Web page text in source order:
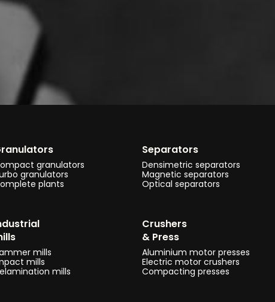
granulators
granulators
plants
Separators
Densimetric separators
Magnetic separators
Optical separators
mills
mills
mills
Crushers
& Press
Aluminium motor presses
Electric motor crushers
Compacting presses